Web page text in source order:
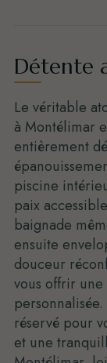
Détente
Le véritable
à Montélimar
entièrement
piscine
paix
baignade
ensuite
douceur
vous offrir
réservé pour
et une